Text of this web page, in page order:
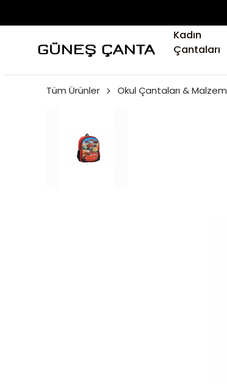
Kadın
Çantaları
Tüm Ürünler Okul Çantaları &